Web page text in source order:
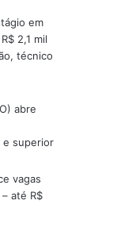
em
2,1 mil
técnico
abre
e superior
vagas
até R$